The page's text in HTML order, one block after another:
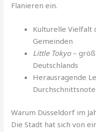
Flanieren ein.
Kulturelle Vielfalt
Gemeinden
Little Tokyo–
Deutschlands
Herausragende
Warum Düsseldorf im
Die Stadt hat sich von